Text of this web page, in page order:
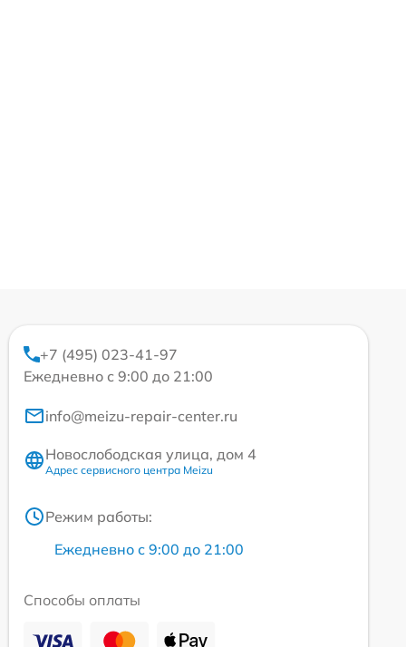
+7 (495) 023-41-97
Ежедневно с 9:00 до 21:00
info@meizu-repair-center.ru
Новослободская улица, дом 4
Адрес сервисного центра Meizu
Режим работы:
Ежедневно с 9:00 до 21:00
Способы оплаты